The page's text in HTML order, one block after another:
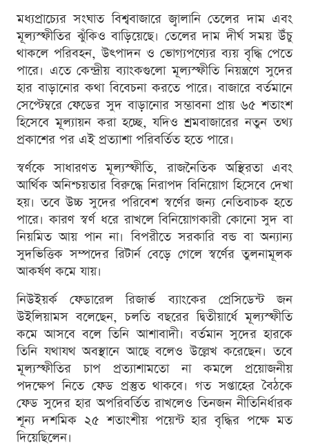
মধ্যপ্রাচ্যের সংঘাত বিশ্ববাজারে জ্বালানি তেলের দাম এবং
মূল্যস্ফীতির ঝুঁকিও বাড়িয়েছে। তেলের দাম দীর্ঘ সময় উঁচু
থাকলে পরিবহন, উৎপাদন ও ভোগ্যপণ্যের ব্যয় বৃদ্ধি পেতে
পারে। এতে কেন্দ্রীয় ব্যাংকগুলো মূল্যস্ফীতি নিয়ন্ত্রণে সুদের
হার বাড়ানোর কথা বিবেচনা করতে পারে। বাজারে বর্তমানে
সেপ্টেম্বরে ফেডের সুদ বাড়ানোর সম্ভাবনা প্রায় ৬৫ শতাংশ
হিসেবে মূল্যায়ন করা হচ্ছে, যদিও শ্রমবাজারের নতুন তথ্য
প্রকাশের পর এই প্রত্যাশা পরিবর্তিত হতে পারে।
স্বর্ণকে সাধারণত মূল্যস্ফীতি, রাজনৈতিক অস্থিরতা এবং
আর্থিক অনিশ্চয়তার বিরুদ্ধে নিরাপদ বিনিয়োগ হিসেবে দেখা
হয়। তবে উচ্চ সুদের পরিবেশ স্বর্ণের জন্য নেতিবাচক হতে
পারে। কারণ স্বর্ণ ধরে রাখলে বিনিয়োগকারী কোনো সুদ বা
নিয়মিত আয় পান না। বিপরীতে সরকারি বন্ড বা অন্যান্য
সুদভিত্তিক সম্পদের রিটার্ন বেড়ে গেলে স্বর্ণের তুলনামূলক
আকর্ষণ কমে যায়।
নিউইয়র্ক ফেডারেল রিজার্ভ ব্যাংকের প্রেসিডেন্ট জন
উইলিয়ামস বলেছেন, চলতি বছরের দ্বিতীয়ার্ধে মূল্যস্ফীতি
কমে আসবে বলে তিনি আশাবাদী। বর্তমান সুদের হারকে
তিনি যথাযথ অবস্থানে আছে বলেও উল্লেখ করেছেন। তবে
মূল্যস্ফীতির চাপ প্রত্যাশামতো না কমলে প্রয়োজনীয়
পদক্ষেপ নিতে ফেড প্রস্তুত থাকবে। গত সপ্তাহের বৈঠকে
ফেড সুদের হার অপরিবর্তিত রাখলেও তিনজন নীতিনির্ধারক
শূন্য দশমিক ২৫ শতাংশীয় পয়েন্ট হার বৃদ্ধির পক্ষে মত
দিয়েছিলেন।